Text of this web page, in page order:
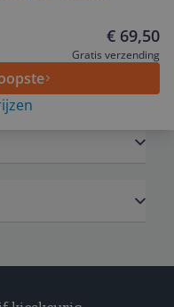
€ 69,50
Gratis verzending